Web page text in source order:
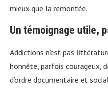
mieux que la remontée.
Un témoignage utile,
Addictions n’est pas
honnête, parfois courageux,
d’ordre documentaire et